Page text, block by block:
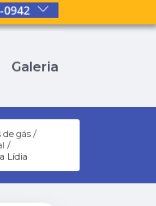
0942
Galeria
de gás
Lídia